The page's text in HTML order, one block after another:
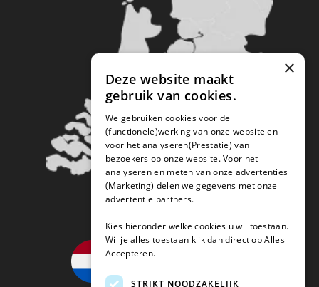
×
Deze website maakt
gebruik van cookies.
We gebruiken cookies voor de
(functionele)werking van onze website en
voor het analyseren(Prestatie) van
bezoekers op onze website. Voor het
analyseren en meten van onze advertenties
(Marketing) delen we gegevens met onze
advertentie partners.
Kies hieronder welke cookies u wil toestaan.
Wil je alles toestaan klik dan direct op Alles
Accepteren.
STRIKT NOODZAKELIJK